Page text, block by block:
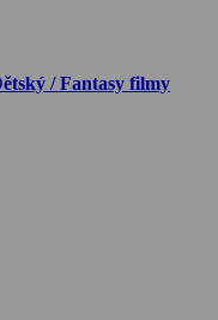
/ Fantasy filmy